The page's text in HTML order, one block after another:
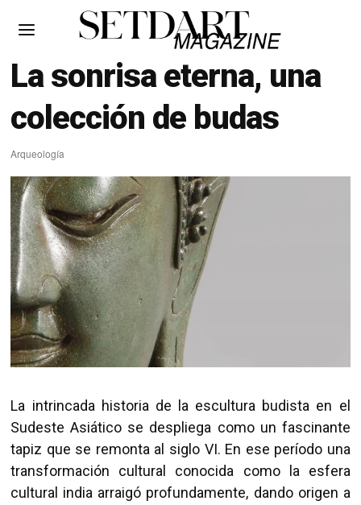
La sonrisa eterna, una
colección de budas
Arqueología
La intrincada historia de la escultura budista en el
Sudeste Asiático se despliega como un fascinante
tapiz que se remonta al siglo VI. En ese período una
transformación cultural conocida como la esfera
cultural india arraigó profundamente, dando origen a